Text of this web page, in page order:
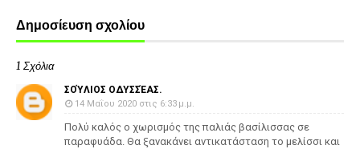
Δημοσίευση σχολίου
1 Σχόλια
ΣΟΎΛΙΟΣ ΟΔΥΣΣΈΑΣ.
14 Μαΐου 2020 στις 6:33 μ.μ.
Πολύ καλός ο χωρισμός της παλιάς βασίλισσας σε
παραφυάδα. Θα ξανακάνει αντικατάσταση το μελίσσι και